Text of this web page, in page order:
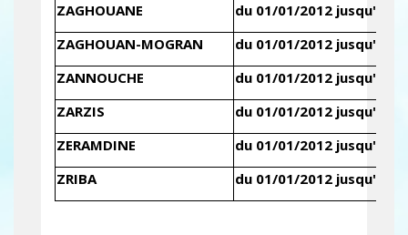
ZAGHOUANE
du 01/01/2012 jusqu'au
ZAGHOUAN-MOGRAN
du 01/01/2012 jusqu'au
ZANNOUCHE
du 01/01/2012 jusqu'au
ZARZIS
du 01/01/2012 jusqu'au
ZERAMDINE
du 01/01/2012 jusqu'au
ZRIBA
du 01/01/2012 jusqu'au